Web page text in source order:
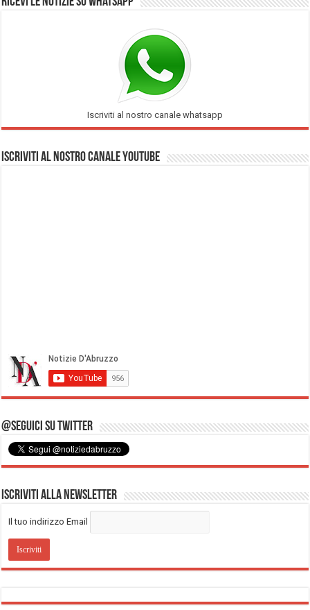
Iscriviti al nostro canale whatsapp
Iscriviti al nostro Canale Youtube
@Seguici su Twitter
Iscriviti alla Newsletter
Il tuo indirizzo Email